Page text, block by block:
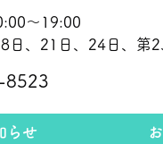
～19:00
8日、21日、24日、第
8523
らせ